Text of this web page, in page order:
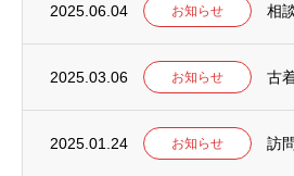
2025.06.04 お知らせ
2025.03.06 お知らせ
2025.01.24 お知らせ